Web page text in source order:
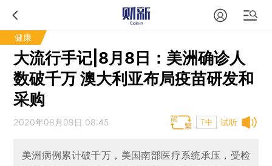
健康
大流行手记|8月8日：美洲确诊人
数破千万 澳大利亚布局疫苗研发和
采购
试听
2020年08月09日 08:45 T中
美洲病例累计破千万，美国南部医疗系统承压，受检